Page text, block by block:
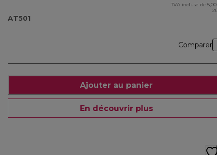
AT501
TVA incluse de
Comparer
Ajouter au panier
En découvrir plus